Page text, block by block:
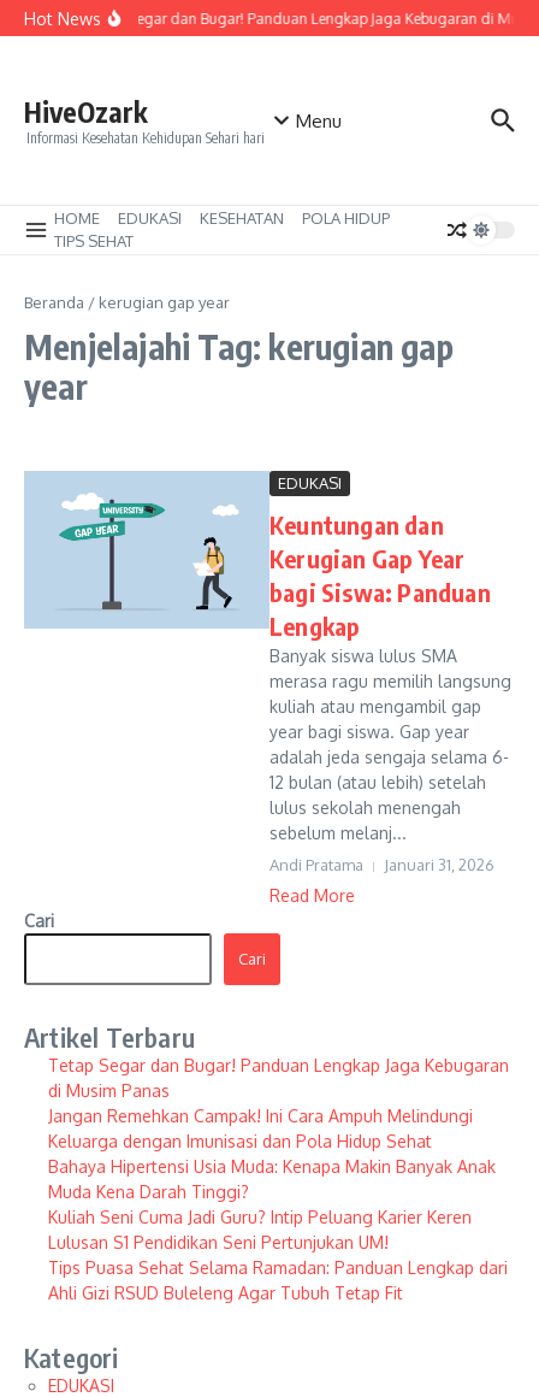
Lewati ke konten
Hot NewsTetap Segar dan Bugar! Panduan Lengkap Jaga Kebugaran di
HiveOzark
Informasi Kesehatan Kehidupan Sehari hari
Menu
HOME EDUKASI KESEHATAN
POLA HIDUP
TIPS SEHAT
Beranda / kerugian gap year
Menjelajahi Tag: kerugian gap
year
EDUKASI
Keuntungan dan
Kerugian Gap Year
bagi Siswa: Panduan
Lengkap
Banyak siswa lulus SMA
merasa ragu memilih langsung
kuliah atau mengambil gap
year bagi siswa. Gap year
adalah jeda sengaja selama 6-
12 bulan (atau lebih) setelah
lulus sekolah menengah
sebelum melanj...
Andi Pratama Januari 31, 2026
Read More
Cari
Cari
Artikel Terbaru
Tetap Segar dan Bugar! Panduan Lengkap Jaga Kebugaran
di Musim Panas
Jangan Remehkan Campak! Ini Cara Ampuh Melindungi
Keluarga dengan Imunisasi dan Pola Hidup Sehat
Bahaya Hipertensi Usia Muda: Kenapa Makin Banyak Anak
Muda Kena Darah Tinggi?
Kuliah Seni Cuma Jadi Guru? Intip Peluang Karier Keren
Lulusan S1 Pendidikan Seni Pertunjukan UM!
Tips Puasa Sehat Selama Ramadan: Panduan Lengkap dari
Ahli Gizi RSUD Buleleng Agar Tubuh Tetap Fit
Kategori
EDUKASI